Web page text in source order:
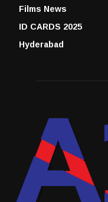
Films News
ID CARDS 2025
Hyderabad